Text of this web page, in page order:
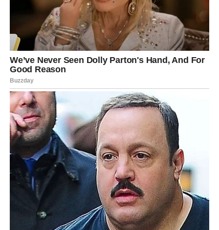
đumbira od otprilike 2 do 3 centimetra, dvije žlice kurkume u
prahu, sok od pola limuna i jedna litra vode. priprema:Pustite
vodu da prokuha, a kada dosegne točku vrenja, dodajte
mješavinu češnjaka i đumbira koji ste ogulili i izmiksali.
Ostavite smjesu da se ohladi nakon što je maknete s vatre, a
zatim je procijedite. Nakon što je procijeđena smjesa dosegla
ohlađenu temperaturu, dodajte med, limunov sok i kurkumu,
pazeći da se med potpuno otopi.Kod pripreme vruće smjese
važno je zapamtiti da treba izbjegavati dodavanje limuna jer se
njegova učinkovitost smanjuje zagrijavanjem. Nakon što se
svi sastojci dobro sjedine, dobivenu smjesu možete udobno
čuvati u hladnjaku.Kako bi se postigao najbolji učinak,
savjetuje se uzimanje ovog lijeka dva puta dnevno.